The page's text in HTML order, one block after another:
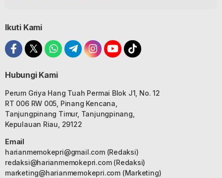
Ikuti Kami
Hubungi Kami
Perum Griya Hang Tuah Permai Blok J1, No. 12
RT 006 RW 005, Pinang Kencana,
Tanjungpinang Timur, Tanjungpinang,
Kepulauan Riau, 29122
Email
harianmemokepri@gmail.com(Redaksi)
redaksi@harianmemokepri.com(Redaksi)
marketing@harianmemokepri.com(Marketing)